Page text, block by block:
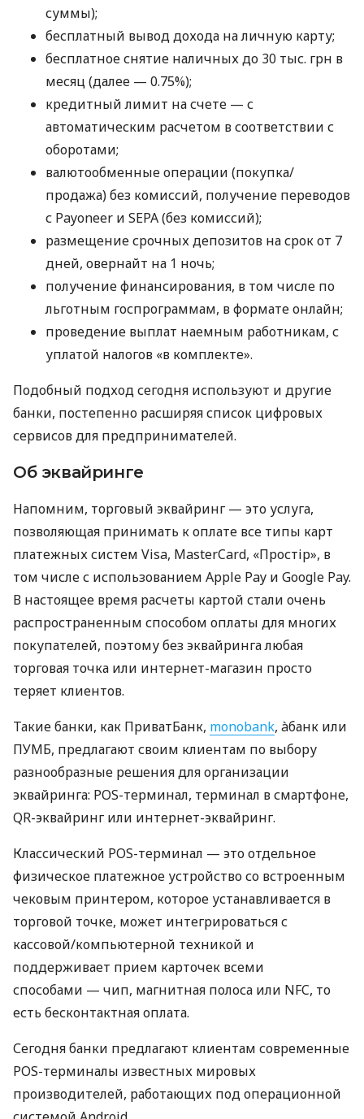
суммы);
бесплатный вывод дохода на личную карту;
бесплатное снятие наличных до 30 тыс. грн в
месяц (далее — 0.75%);
кредитный лимит на счете — с
автоматическим расчетом в соответствии с
оборотами;
валютообменные операции (покупка/
продажа) без комиссий, получение переводов
с Payoneer и SEPA (без комиссий);
размещение срочных депозитов на срок от 7
дней, овернайт на 1 ночь;
получение финансирования, в том числе по
льготным госпрограммам, в формате онлайн;
проведение выплат наемным работникам, с
уплатой налогов «в комплекте».
Подобный подход сегодня используют и другие
банки, постепенно расширяя список цифровых
сервисов для предпринимателей.
Об эквайринге
Напомним, торговый эквайринг — это услуга,
позволяющая принимать к оплате все типы карт
платежных систем Visa, MasterCard, «Простір», в
том числе с использованием Apple Pay и Google Pay.
В настоящее время расчеты картой стали очень
распространенным способом оплаты для многих
покупателей, поэтому без эквайринга любая
торговая точка или интернет-магазин просто
теряет клиентов.
Такие банки, как ПриватБанк, monobank, àбанк или
ПУМБ, предлагают своим клиентам по выбору
разнообразные решения для организации
эквайринга: POS-терминал, терминал в смартфоне,
QR-эквайринг или интернет-эквайринг.
Классический POS-терминал — это отдельное
физическое платежное устройство со встроенным
чековым принтером, которое устанавливается в
торговой точке, может интегрироваться с
кассовой/компьютерной техникой и
поддерживает прием карточек всеми
способами — чип, магнитная полоса или NFC, то
есть бесконтактная оплата.
Сегодня банки предлагают клиентам современные
POS-терминалы известных мировых
производителей, работающих под операционной